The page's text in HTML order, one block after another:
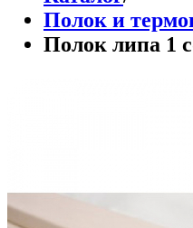
Полок и
Полок липа 1